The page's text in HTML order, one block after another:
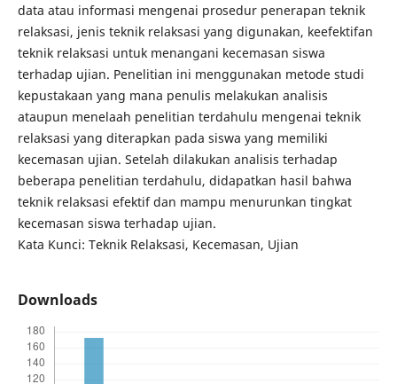
data atau informasi mengenai prosedur penerapan teknik
relaksasi, jenis teknik relaksasi yang digunakan, keefektifan
teknik relaksasi untuk menangani kecemasan siswa
terhadap ujian. Penelitian ini menggunakan metode studi
kepustakaan yang mana penulis melakukan analisis
ataupun menelaah penelitian terdahulu mengenai teknik
relaksasi yang diterapkan pada siswa yang memiliki
kecemasan ujian. Setelah dilakukan analisis terhadap
beberapa penelitian terdahulu, didapatkan hasil bahwa
teknik relaksasi efektif dan mampu menurunkan tingkat
kecemasan siswa terhadap ujian.
Kata Kunci: Teknik Relaksasi, Kecemasan, Ujian
Downloads